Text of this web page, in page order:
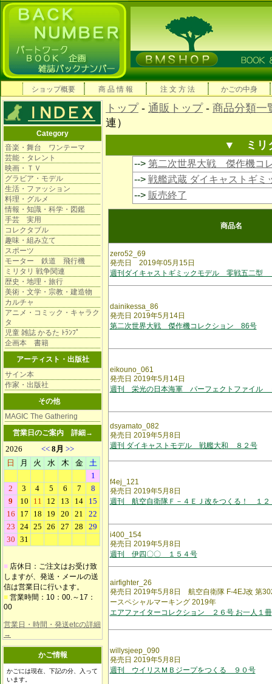
ショップ概要 商 品 情 報 注 文 方 法 かごの中身
Category
音楽・舞台 ワンテーマ
芸能・タレント
映画・ＴＶ
グラビア・モデル
生活・ファッション
料理・グルメ
情報・知識・科学・図鑑
手芸 実用
コレクタブル
趣味・組み立て
スポーツ
モーター 鉄道 飛行機
ミリタリ 戦争関連
歴史・地理・旅行
美術・文学・宗教・建造物
カルチャ
アニメ・コミック・キャラク
タ
児童 雑誌 かるた ﾄﾗﾝﾌﾟ
企画本 書籍
アーティスト・出版社
サイン本
作家・出版社
その他
MAGIC The Gathering
営業日のご案内 詳細→
■ 店休日：ご注文はお受け致
しますが、発送・メールの送
信は営業日に行います。
■ 営業時間：10：00.～17：
00
営業日・時間・発送etcの詳細
→
かご情報
かごには現在、下記の分、入って
います。
トップ- 通販トップ- 商品分類一
連）
▼ ミリ
--> 第二次世界大戦 傑作機コ
--> 戦艦武蔵 ダイキャストギミ
--> 販売終了
商品名
zero52_69
発売日 2019年05月15日
週刊ダイキャストギミックモデル 零戦五二型
dainikessa_86
発売日 2019年5月14日
第二次世界大戦 傑作機コレクション 86号
eikouno_061
発売日 2019年5月14日
週刊 栄光の日本海軍 パーフェクトファイル
dsyamato_082
発売日 2019年5月8日
週刊 ダイキャストモデル 戦艦大和 ８２号
f4ej_121
発売日 2019年5月8日
週刊 航空自衛隊Ｆ－４ＥＪ改をつくる！ １２
i400_154
発売日 2019年5月8日
週刊 伊四〇〇 １５４号
airfighter_26
発売日 2019年5月8日 航空自衛隊 F-4EJ改 第
ースペシャルマーキング 2019年
エアファイターコレクション ２６号 お一人１冊
willysjeep_090
発売日 2019年5月8日
週刊 ウイリスＭＢジープをつくる ９０号